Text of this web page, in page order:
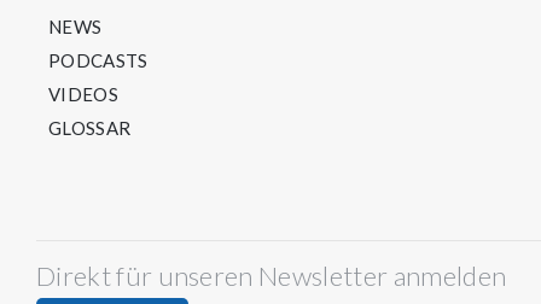
NEWS
PODCASTS
VIDEOS
GLOSSAR
Direkt für unseren Newsletter anmelden